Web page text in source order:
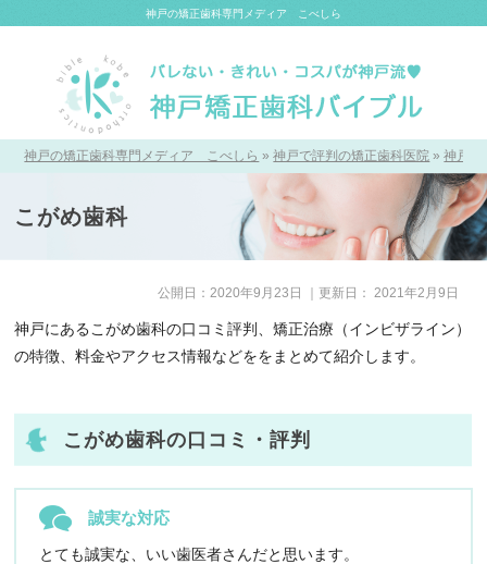
神戸の矯正歯科専門メディア こべしら
神戸の矯正歯科専門メディア こべしら »神戸で評判の矯正歯科医院 »神戸の
こがめ歯科
公開日： 2020年9月23日 ｜更新日： 2021年2月9日
神戸にあるこがめ歯科の口コミ評判、矯正治療（インビザライン）
の特徴、料金やアクセス情報などををまとめて紹介します。
こがめ歯科の口コミ・評判
誠実な対応
とても誠実な、いい歯医者さんだと思います。